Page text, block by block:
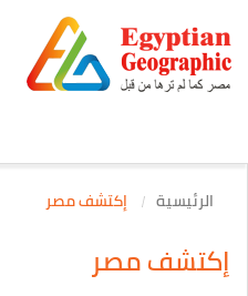
الرئيسية إكتشف مصر
إكتشف مصر